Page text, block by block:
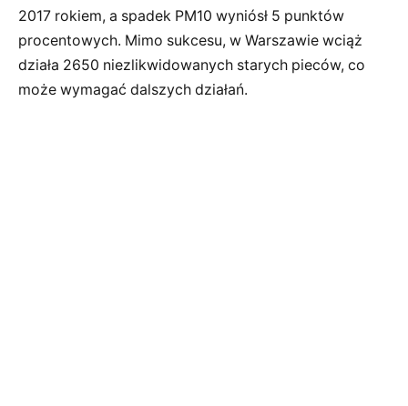
2017 rokiem, a spadek PM10 wyniósł 5 punktów
procentowych. Mimo sukcesu, w Warszawie wciąż
działa 2650 niezlikwidowanych starych pieców, co
może wymagać dalszych działań.